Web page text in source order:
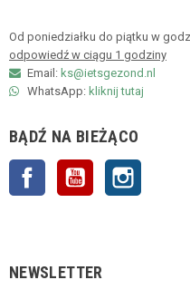
Od poniedziałku do piątku w
odpowiedź w ciągu 1 godziny
Email: ks@ietsgezond.nl
WhatsApp: kliknij tutaj
BĄDŹ NA BIEŻĄCO
Facebook YouTube
NEWSLETTER